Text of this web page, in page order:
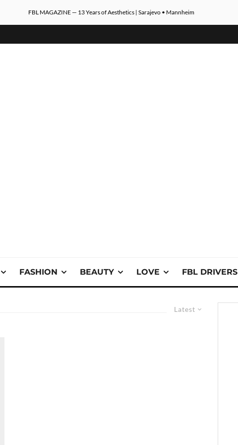
FBL MAGAZINE — 13 Years of Aesthetics | Sarajevo • Mannheim
FASHION BEAUTY LOVE FBL DRIVERS
Latest